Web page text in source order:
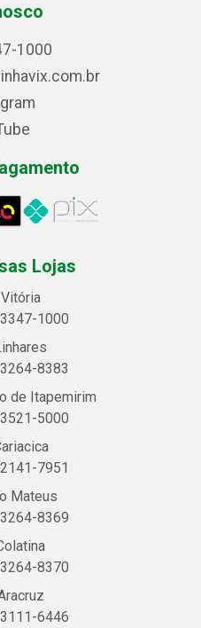
1000
Lojas
Vitória
1000
8383
de Itapemirim
5000
7951
Mateus
8369
8370
6446